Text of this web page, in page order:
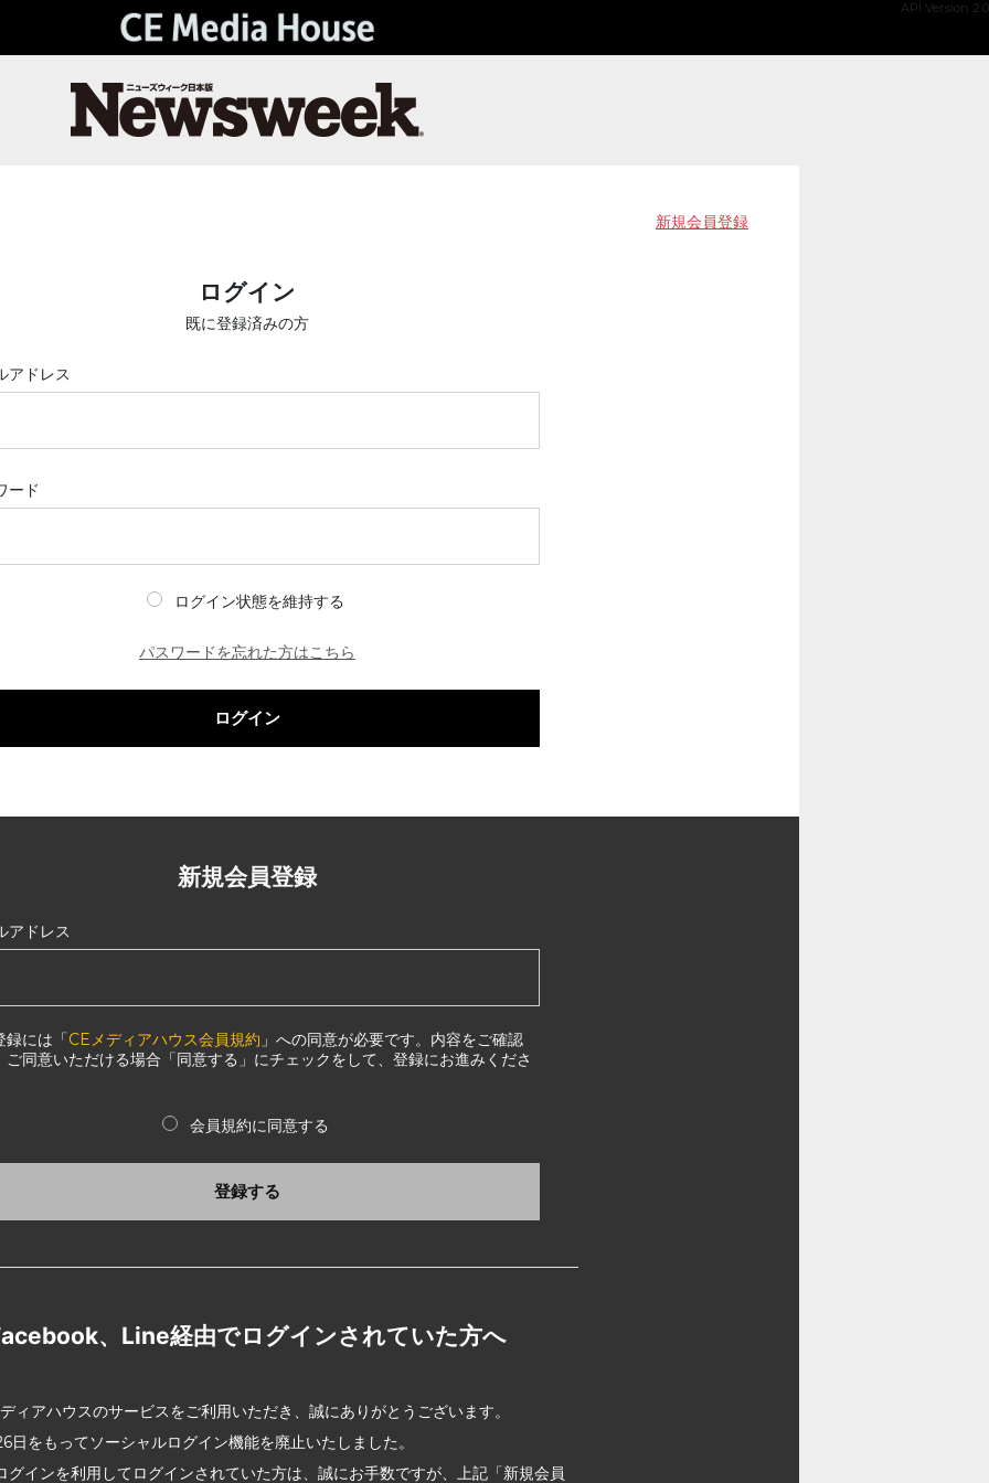
API Version 2.0
新規会員登録
ログイン
既に登録済みの方
アドレス
ード
ログイン状態を維持する
パスワードを忘れた方はこちら
ログイン
新規会員登録
アドレス
録には「CEメディアハウス会員規約 」への同意が必要です。内容をご確認
ご同意いただける場合「同意する」にチェックをして、登録にお進みくださ
会員規約に同意する
登録する
、Line経由でログインされていた方へ
ィアハウスのサービスをご利用いただき、誠にありがとうございます。
日をもってソーシャルログイン機能を廃止いたしました。
グインを利用してログインされていた方は、誠にお手数ですが、上記「新規会員